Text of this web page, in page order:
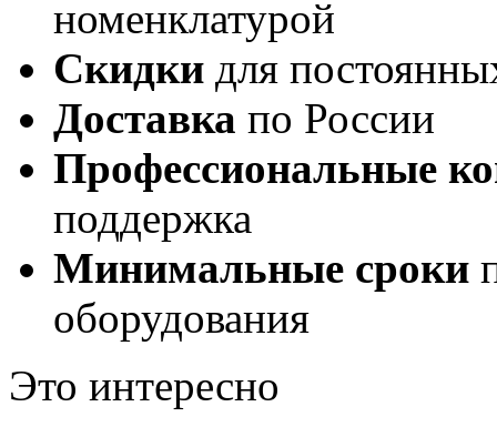
номенклатурой
Скидки для
Доставка по России
Профессиональные
поддержка
Минимальные сроки
оборудования
Это интересно